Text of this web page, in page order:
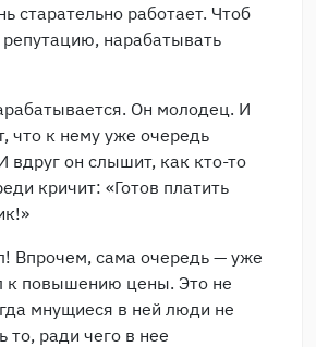
старательно работает. Чтоб
нарабатывать
Он молодец. И
что к нему уже очередь
вдруг он слышит, как кто-то
кричит: «Готов платить
Впрочем, сама очередь — уже
к повышению цены. Это не
мнущиеся в ней люди не
то, ради чего в нее